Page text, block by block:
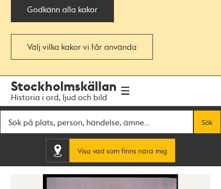
Godkänn alla kakor
Välj vilka kakor vi får använda
navigationen
huvudinnehållet
Stockholmskällan
Historia i ord, ljud och bild
Sök
Visa vad som finns nära mig